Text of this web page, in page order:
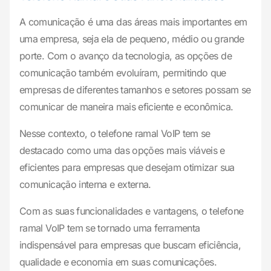
A comunicação é uma das áreas mais importantes em
uma empresa, seja ela de pequeno, médio ou grande
porte. Com o avanço da tecnologia, as opções de
comunicação também evoluíram, permitindo que
empresas de diferentes tamanhos e setores possam se
comunicar de maneira mais eficiente e econômica.
Nesse contexto, o telefone ramal VoIP tem se
destacado como uma das opções mais viáveis e
eficientes para empresas que desejam otimizar sua
comunicação interna e externa.
Com as suas funcionalidades e vantagens, o telefone
ramal VoIP tem se tornado uma ferramenta
indispensável para empresas que buscam eficiência,
qualidade e economia em suas comunicações.